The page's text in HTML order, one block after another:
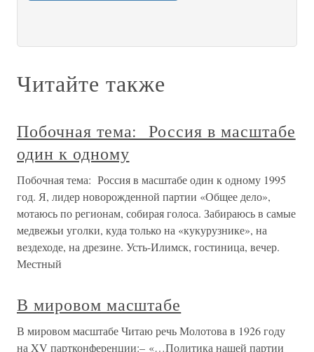
Читайте также
Побочная тема: Россия в масштабе
один к одному
Побочная тема: Россия в масштабе один к одному 1995
год. Я, лидер новорожденной партии «Общее дело»,
мотаюсь по регионам, собирая голоса. Забираюсь в самые
медвежьи уголки, куда только на «кукурузнике», на
вездеходе, на дрезине. Усть-Илимск, гостиница, вечер.
Местный
В мировом масштабе
В мировом масштабе Читаю речь Молотова в 1926 году
на XV партконференции:– «…Политика нашей партии